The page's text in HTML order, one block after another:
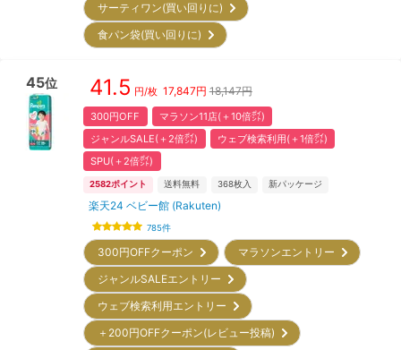
サーティワン(買い回りに)
食パン袋(買い回りに)
45位 41.5 円/枚 17,847円 18,147円
300円OFF
マラソン11店(＋10倍㌽)
ジャンルSALE(＋2倍㌽)
ウェブ検索利用(＋1倍㌽)
SPU(＋2倍㌽)
2582ポイント 送料無料 368枚入 新パッケージ
楽天24 ベビー館 (Rakuten)
785件
300円OFFクーポン
マラソンエントリー
ジャンルSALEエントリー
ウェブ検索利用エントリー
＋200円OFFクーポン(レビュー投稿)